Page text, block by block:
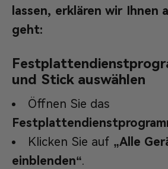
lassen, erklären wir Ihnen
geht:
und Stick auswählen
Öffnen Sie das
Klicken Sie auf „Alle
einblenden“.